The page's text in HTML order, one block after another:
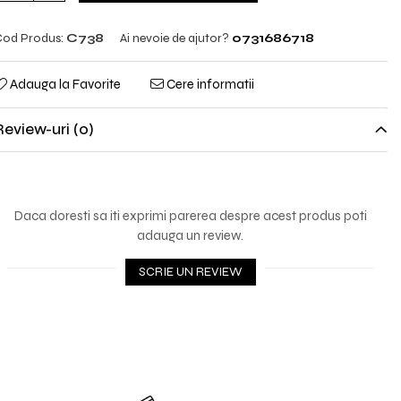
Produs: C738 Ai nevoie de ajutor? 0731686718
Adauga la Favorite Cere informatii
uri (0)
Daca doresti sa iti exprimi parerea despre acest produs poti
adauga un review.
SCRIE UN REVIEW